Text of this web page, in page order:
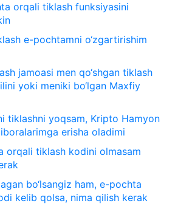
orqali tiklash funksiyasini
e-pochtamni o‘zgartirishim
jamoasi men qo‘shgan tiklash
yoki meniki bo‘lgan Maxfiy
tiklashni yoqsam, Kripto Hamyon
erisha oladimi
orqali tiklash kodini olmasam
bo‘lsangiz ham, e-pochta
kelib qolsa, nima qilish kerak